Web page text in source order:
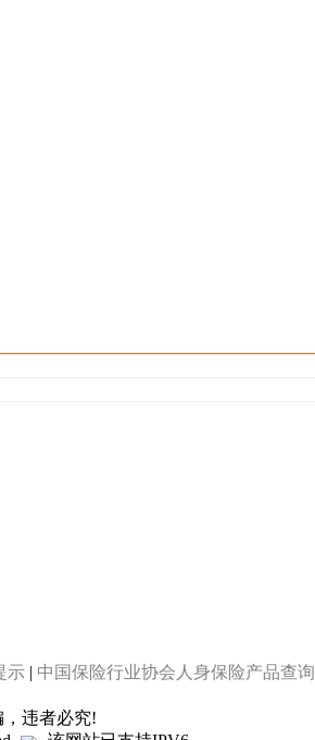
示 | 中国保险行业协会人身保险产品查询
违者必究!